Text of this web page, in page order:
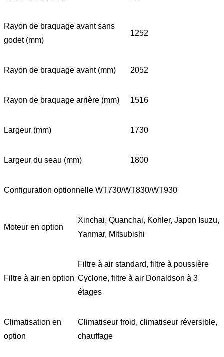
Rayon de braquage avant sans
godet (mm)
1252
Rayon de braquage avant (mm) 2052
Rayon de braquage arrière (mm) 1516
Largeur (mm) 1730
Largeur du seau (mm) 1800
Configuration optionnelle WT730/WT830/WT930
Moteur en option
Xinchai, Quanchai, Kohler, Japon Isuzu,
Yanmar, Mitsubishi
Filtre à air en option
Filtre à air standard, filtre à poussière
Cyclone, filtre à air Donaldson à 3
étages
Climatisation en
option
Climatiseur froid, climatiseur réversible,
chauffage